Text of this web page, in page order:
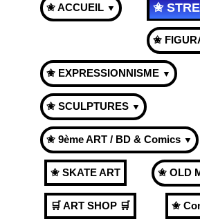
✬ ACCUEIL ▼ ✬
✬
✬ EXPRESSIONNISME ▼
✬ SCULPTURES ▼
✬ 9ème ART / BD & Comics ▼
✬ SKATE ART ✬ OLD
🛒 ART SHOP 🛒 ✬